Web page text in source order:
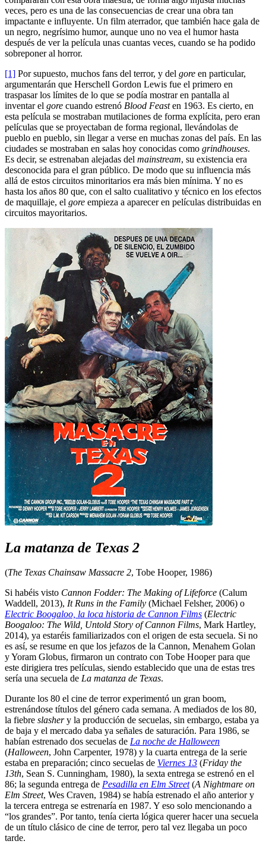
veces, pero es una de las consecuencias de crear una obra tan
impactante e influyente. Un film aterrador, que también hace gala de
un negro, negrísimo humor, aunque uno no vea el humor hasta
después de ver la película unas cuantas veces, cuando se ha podido
sobreponer al horror.
[1] Por supuesto, muchos fans del terror, y del gore en particular,
argumentarán que Herschell Gordon Lewis fue el primero en
traspasar los límites de lo que se podía mostrar en pantalla al
inventar el gore cuando estrenó Blood Feasten 1963. Es cierto, en
esta película se mostraban mutilaciones de forma explícita, pero eran
películas que se proyectaban de forma regional, llevándolas de
pueblo en pueblo, sin llegar a verse en muchas zonas del país. En las
ciudades se mostraban en salas hoy conocidas como grindhouses.
Es decir, se estrenaban alejadas del mainstream, su existencia era
desconocida para el gran público. De modo que su influencia más
allá de estos circuitos minoritarios era más bien mínima. Y no es
hasta los años 80 que, con el salto cualitativo y técnico en los efectos
de maquillaje, el gore empieza a aparecer en películas distribuidas en
circuitos mayoritarios.
La matanza de Texas 2
(The Texas Chainsaw Massacre 2, Tobe Hooper, 1986)
Si habéis visto Cannon Fodder: The Making of Lifeforce (Calum
Waddell, 2013), It Runs in the Family (Michael Felsher, 2006) o
Electric Boogaloo, la loca historia de Cannon Films (Electric
Boogaloo: The Wild, Untold Story of Cannon Films, Mark Hartley,
2014), ya estaréis familiarizados con el origen de esta secuela. Si no
es así, se resume en que los jefazos de la Cannon, Menahem Golan
y Yoram Globus, firmaron un contrato con Tobe Hooper para que
este dirigiera tres películas, siendo establecido que una de estas tres
sería una secuela de La matanza de Texas.
Durante los 80 el cine de terror experimentó un gran boom,
estrenándose títulos del género cada semana. A mediados de los 80,
la fiebre slashery la producción de secuelas, sin embargo, estaba ya
de baja y el mercado daba ya señales de saturación. Para 1986, se
habían estrenado dos secuelas de La noche de Halloween
(Halloween, John Carpenter, 1978) y la cuarta entrega de la serie
estaba en preparación; cinco secuelas de Viernes 13 (Friday the
13th, Sean S. Cunningham, 1980), la sexta entrega se estrenó en el
86; la segunda entrega de Pesadilla en Elm Street(A Nightmare on
Elm Street, Wes Craven, 1984) se había estrenado el año anterior y
la tercera entrega se estrenaría en 1987. Y eso solo mencionando a
“los grandes”. Por tanto, tenía cierta lógica querer hacer una secuela
de un título clásico de cine de terror, pero tal vez llegaba un poco
tarde.